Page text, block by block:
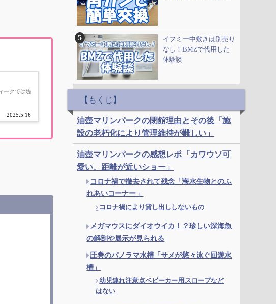
2025.5.16
ークでは堤
イフミー中敷きは別売り
なし！BMZで代用した
体験談
【もくじ】
油壺マリンパークの閉館理由とその後「施
設の老朽化により管理維持が難しい」
油壺マリンパークの感想レポ「カワウソ可
愛い、距離が近いショー」
コロナ禍で撤去されて残念「海水生物とのふ
れあいコーナー」
コロナ禍により貸し出ししないもの
メガマウスにダイオウイカ！？珍しい深海魚
の解剖や展示が見られる
圧巻のパノラマ水槽「サメが悠々泳ぐ回遊水
槽」
幼児連れ注意点ベビーカー用スロープなど
はない